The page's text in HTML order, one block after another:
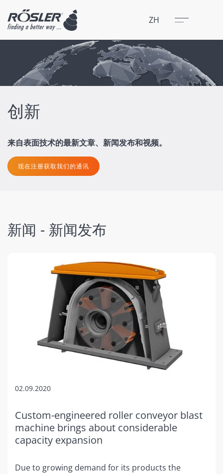
ZH 菜单
关闭
创新
来自表面技术的最新文章、新闻发布和视频。
现在注册获取我们的通讯
新闻 - 新闻发布
02.09.2020
Custom-engineered roller conveyor blast
machine brings about considerable
capacity expansion
Due to growing demand for its products the